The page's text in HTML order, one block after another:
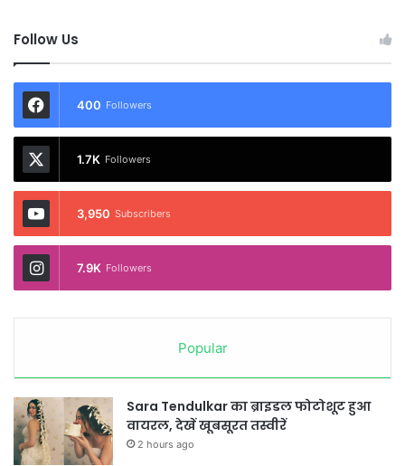
Follow Us
400 Followers
1.7K Followers
3,950 Subscribers
7.9K Followers
Popular
Sara Tendulkar का ब्राइडल फोटोशूट हुआ
वायरल, देखें खूबसूरत तस्वीरें
2 hours ago